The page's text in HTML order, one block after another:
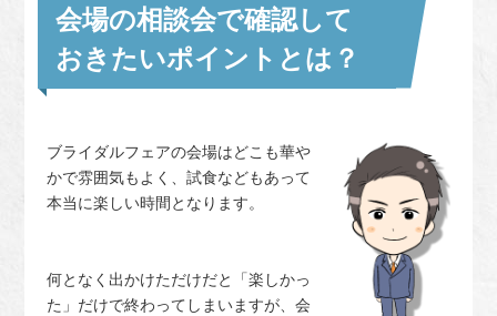
会場の相談会で確認して
おきたいポイントとは？
ブライダルフェアの会場はどこも華や
かで雰囲気もよく、試食などもあって
本当に楽しい時間となります。
何となく出かけただけだと「楽しかっ
た」だけで終わってしまいますが、会